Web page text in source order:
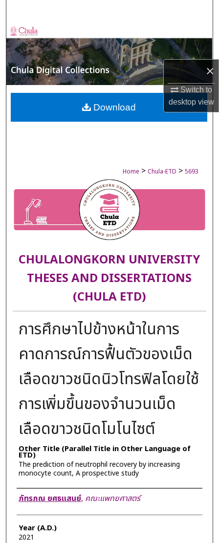
×
Switch to
desktopview
Browse Collections
My Account
About
Digital Commons Network™
Home > Chula-ETD > 5693
CHULALONGKORN UNIVERSITY
THESES AND DISSERTATIONS
(CHULA ETD)
การศึกษาไปข้างหน้าในการ
คาดการณ์การฟื้นตัวของเม็ด
เลือดขาวชนิดนิวโทรฟิลโดยใช้
การเพิ่มขึ้นของจำนวนเม็ด
เลือดขาวชนิดโมโนไซต์
Other Title (Parallel Title in Other Language of
ETD)
The prediction of neutrophil recovery by increasing
monocyte count, A prospective study
Author
ภัทรภณ ยศธแสนย์, คณะแพทยศาสตร์
Year (A.D.)
2021
Download